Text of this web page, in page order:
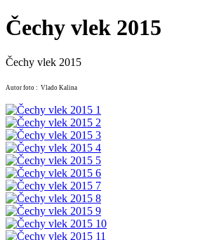
Čechy vlek 2015
Čechy vlek 2015
Autor foto : Vlado Kalina